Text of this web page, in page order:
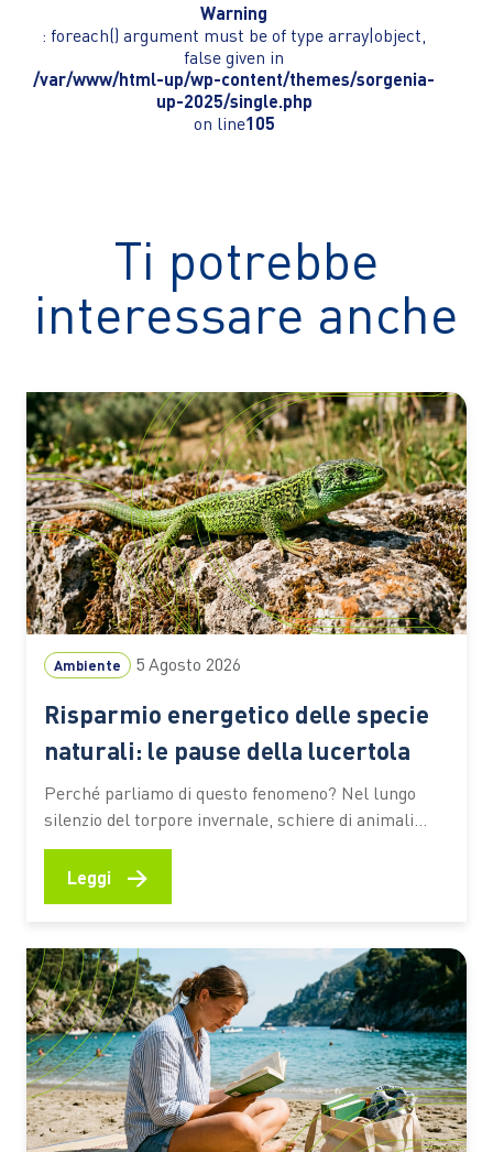
Warning
: foreach() argument must be of type array|object,
false given in
/var/www/html-up/wp-content/themes/sorgenia-
up-2025/single.php
on line105
Ti potrebbe
interessare anche
Ambiente 5 Agosto 2026
Risparmio energetico delle specie
naturali: le pause della lucertola
Perché parliamo di questo fenomeno? Nel lungo
silenzio del torpore invernale, schiere di animali
continuano a vivere indisturbati una vita
particolarmente calma e celata, eppure ancora
devono infatti fare i conti ogni anno con un lungo
periodo…
Leggi →